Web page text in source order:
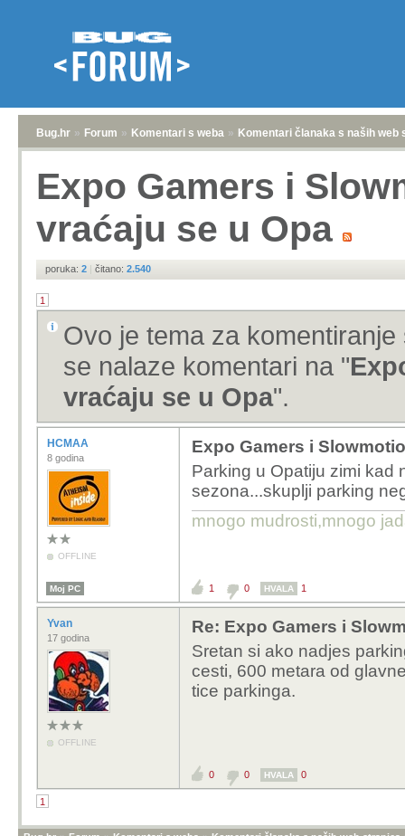
Bug.hr » Forum » Komentari s weba » Komentari članaka s naših web
Expo Gamers i
vraćaju se u Opa
poruka: 2 | čitano: 2.540
1
Ovo je tema za
se nalaze komentari na "
vraćaju se u Opa".
HCMAA
8 godina
OFFLINE
Expo Gamers i
Parking u Opatiju zimi kad
sezona...skuplji parking
mnogo mudrosti,mnogo
Moj PC 1 0 HVALA 1
Yvan
17 godina
OFFLINE
Re: Expo Gamers i
Sretan si ako nadjes
cesti, 600 metara od
tice parkinga.
0 0 HVALA 0
1